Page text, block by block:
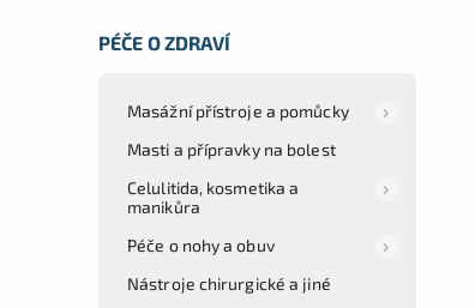
PÉČE O ZDRAVÍ
Masážní přístroje a pomůcky
Masti a přípravky na bolest
Celulitida, kosmetika a
manikůra
Péče o nohy a obuv
Nástroje chirurgické a jiné